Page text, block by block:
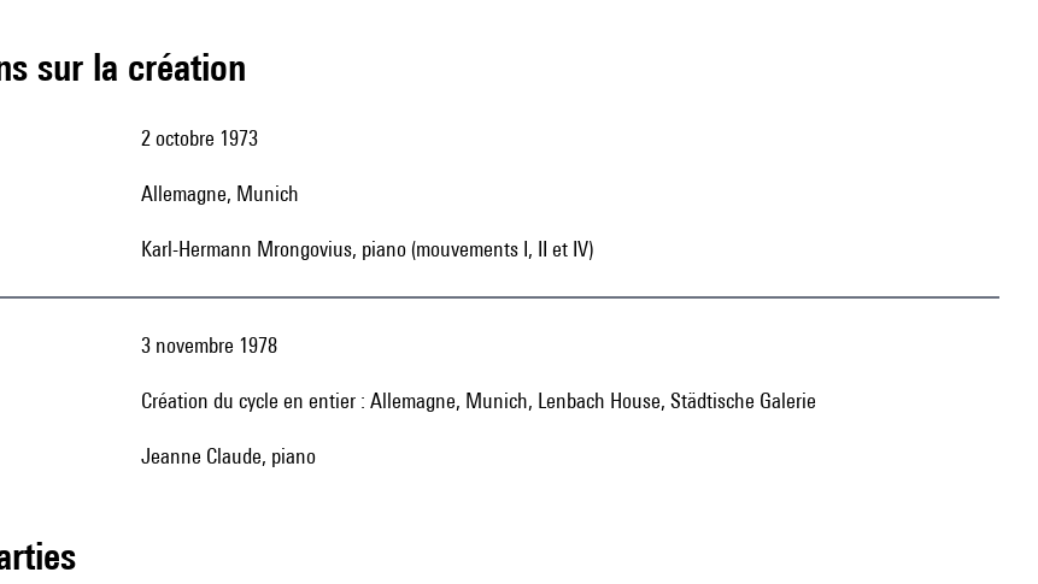
sur la création
2 octobre 1973
Allemagne, Munich
Karl-Hermann Mrongovius, piano (mouvements I, II et IV)
3 novembre 1978
création du cycle en entier : Allemagne, Munich, Lenbach House, Städtische Galerie
Jeanne Claude, piano